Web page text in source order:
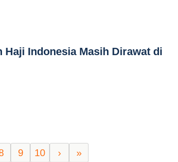
Haji Indonesia Masih Dirawat di
9 10 › »